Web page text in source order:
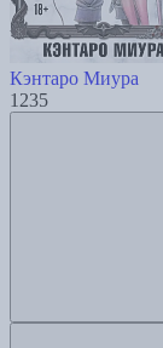
Кэнтаро Миура
1235